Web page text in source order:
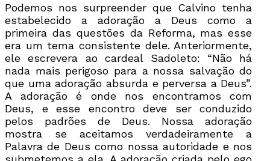
Podemos nos surpreender que Calvino tenha
estabelecido a adoração a Deus como a
primeira das questões da Reforma, mas esse
era um tema consistente dele. Anteriormente,
ele escrevera ao cardeal Sadoleto: “Não há
nada mais perigoso para a nossa salvação do
que uma adoração absurda e perversa a Deus”.
A adoração é onde nos encontramos com
Deus, e esse encontro deve ser conduzido
pelos padrões de Deus. Nossa adoração
mostra se aceitamos verdadeiramente a
Palavra de Deus como nossa autoridade e nos